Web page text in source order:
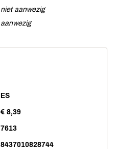
niet aanwezig
aanwezig
ES
€ 8,39
7613
8437010828744